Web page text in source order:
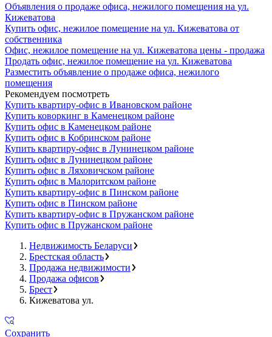
Объявления о продаже офиса, нежилого помещения на ул.
Кижеватова
Купить офис, нежилое помещение на ул. Кижеватова от
собственника
Офис, нежилое помещение на ул. Кижеватова цены - продажа
Продать офис, нежилое помещение на ул. Кижеватова
Разместить объявление о продаже офиса, нежилого
помещения
Рекомендуем посмотреть
Купить квартиру-офис в Ивановском районе
Купить коворкинг в Каменецком районе
Купить офис в Каменецком районе
Купить офис в Кобринском районе
Купить квартиру-офис в Лунинецком районе
Купить офис в Лунинецком районе
Купить офис в Ляховичском районе
Купить офис в Малоритском районе
Купить квартиру-офис в Пинском районе
Купить офис в Пинском районе
Купить квартиру-офис в Пружанском районе
Купить офис в Пружанском районе
Недвижимость Беларуси
Брестская область
Продажа недвижимости
Продажа офисов
Брест
Кижеватова ул.
Сохранить